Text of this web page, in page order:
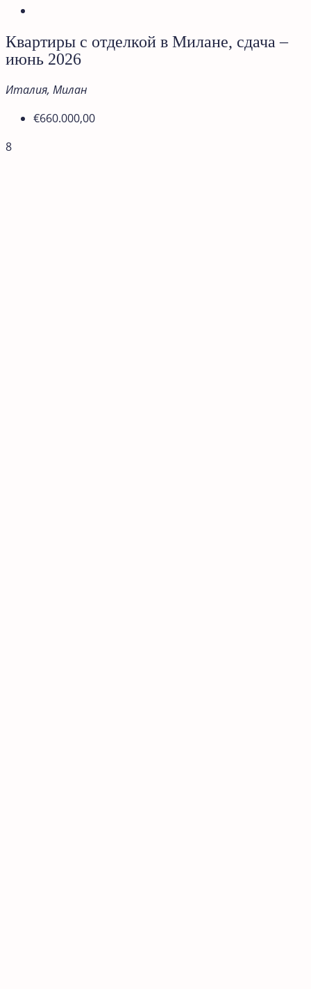
Квартиры с отделкой в Милане, сдача –
июнь 2026
Италия, Милан
€660.000,00
8